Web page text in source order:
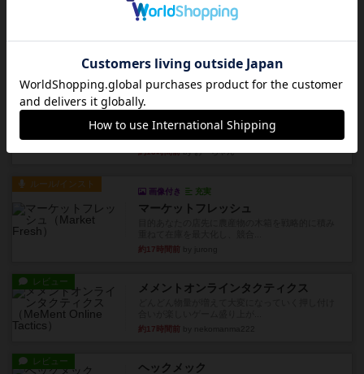
デクリプト
やったなって感じ。パーティ...
レビュー
アルナックの失われし遺跡
アナログ対人プレイ数回。クニツィア先生の名作
約13時間前by おーちゃん
ルール/インスト
画像付き 充実
マーケットフレッシュ
約17時間前
レビュー メメントオンラインタクティクス
約17時間前
レビュー ヘックメック